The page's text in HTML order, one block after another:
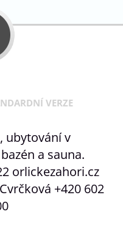
VERZE
ubytování v
a sauna.
orlickezahori.cz
+420 602